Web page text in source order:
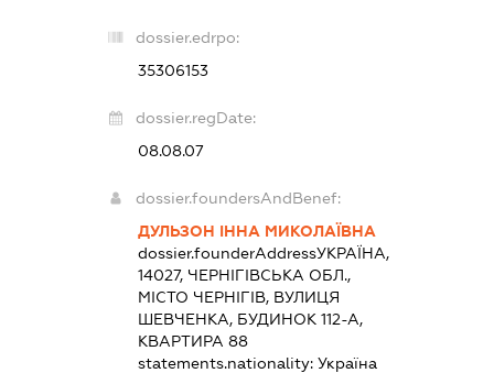
dossier.edrpo:
35306153
dossier.regDate:
08.08.07
dossier.foundersAndBenef:
ДУЛЬЗОН ІННА МИКОЛАЇВНА
dossier.founderAddressУКРАЇНА,
14027, ЧЕРНІГІВСЬКА ОБЛ.,
МІСТО ЧЕРНІГІВ, ВУЛИЦЯ
ШЕВЧЕНКА, БУДИНОК 112-А,
КВАРТИРА 88
statements.nationality:Україна